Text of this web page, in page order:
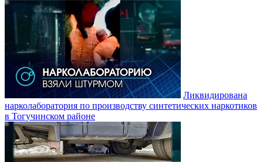
Ликвидирована
нарколаборатория по производству синтетических наркотиков
в Тогучинском районе